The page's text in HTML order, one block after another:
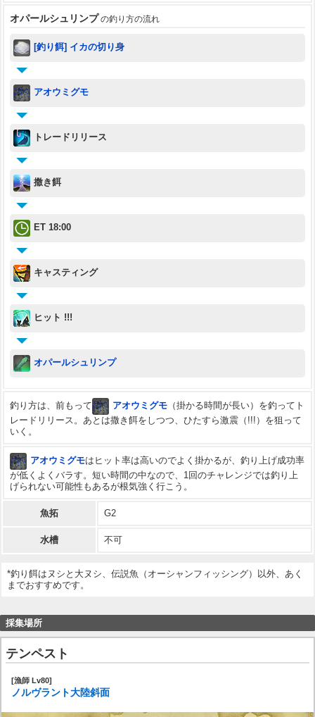
オパールシュリンプ の釣り方の流れ
[釣り餌] イカの切り身
アオウミグモ
トレードリリース
撒き餌
ET 18:00
キャスティング
ヒット !!!
オパールシュリンプ
釣り方は、前もって アオウミグモ（掛かる時間が長い）を釣ってト
レードリリース。あとは撒き餌をしつつ、ひたすら激震（!!!）を狙って
いく。
アオウミグモはヒット率は高いのでよく掛かるが、釣り上げ成功率
が低くよくバラす。短い時間の中なので、1回のチャレンジでは釣り上
げられない可能性もあるが根気強く行こう。
魚拓 G2
水槽 不可
*釣り餌はヌシと大ヌシ、伝説魚（オーシャンフィッシング）以外、あく
までおすすめです。
採集場所
テンペスト
[漁師 Lv80]
ノルヴラント大陸斜面